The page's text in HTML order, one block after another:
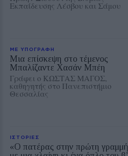
Εκπαίδευσης Λέσβου και Σάμου
ΜΕ ΥΠΟΓΡΑΦΗ
Μια επίσκεψη στο τέμενος
Μπαλίζαντε Χασάν Μπέη
Γράφει ο ΚΩΣΤΑΣ ΜΑΓΟΣ,
καθηγητής στο Πανεπιστήμιο
Θεσσαλίας
ΙΣΤΟΡΙΕΣ
«Ο πατέρας στην πρώτη γραμμή